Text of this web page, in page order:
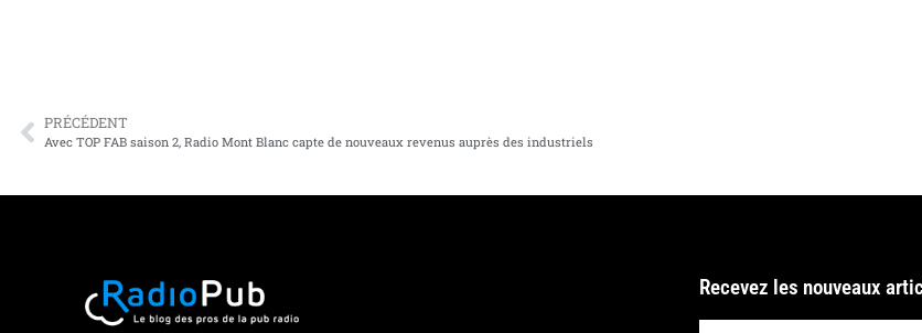
PRÉCÉDENT
Avec TOP FAB saison 2, Radio Mont Blanc capte de nouveaux revenus auprès des industriels
Recevez les nouveaux